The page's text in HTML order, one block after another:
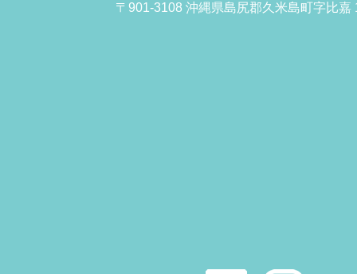
〒901-3108 沖縄県島尻郡久米島町字比嘉